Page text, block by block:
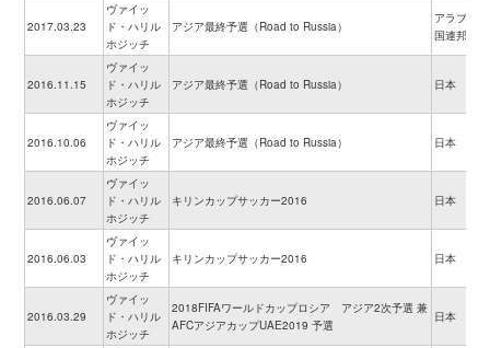
2017.03.23
ヴァイッ
ド・ハリル
ホジッチ
アジア最終予選（Road to Russia）
アラブ首長
国連邦
2016.11.15
ヴァイッ
ド・ハリル
ホジッチ
アジア最終予選（Road to Russia） 日本
2016.10.06
ヴァイッ
ド・ハリル
ホジッチ
アジア最終予選（Road to Russia） 日本
2016.06.07
ヴァイッ
ド・ハリル
ホジッチ
キリンカップサッカー2016 日本
2016.06.03
ヴァイッ
ド・ハリル
ホジッチ
キリンカップサッカー2016 日本
2016.03.29
ヴァイッ
ド・ハリル
ホジッチ
2018FIFAワールドカップロシア アジア2次予選 兼
AFCアジアカップUAE2019 予選
日本